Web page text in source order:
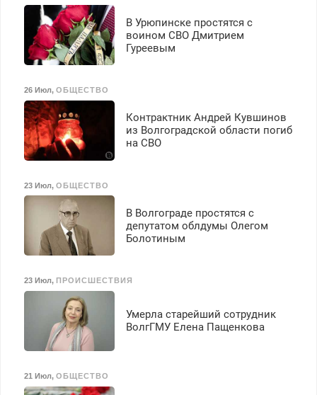
В Урюпинске простятся с
воином СВО Дмитрием
Гуреевым
26 Июл, ОБЩЕСТВО
Контрактник Андрей Кувшинов
из Волгоградской области погиб
на СВО
23 Июл, ОБЩЕСТВО
В Волгограде простятся с
депутатом облдумы Олегом
Болотиным
23 Июл, ПРОИСШЕСТВИЯ
Умерла старейший сотрудник
ВолгГМУ Елена Пащенкова
21 Июл, ОБЩЕСТВО